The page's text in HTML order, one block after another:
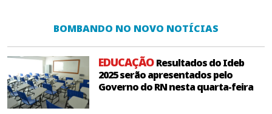
BOMBANDO NO NOVO NOTÍCIAS
EDUCAÇÃOResultados do Ideb
2025 serão apresentados pelo
Governo do RN nesta quarta-feira